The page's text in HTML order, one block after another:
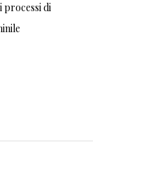
processi di